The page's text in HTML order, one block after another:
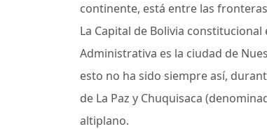
continente, está entre las
La Capital de Bolivia
Administrativa es la ciudad de
esto no ha sido siempre así,
de La Paz y Chuquisaca
altiplano.